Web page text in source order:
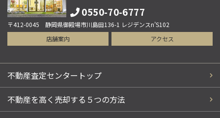
0550-70-6777
〒412-0045 静岡県御殿場市川島田136-1 レジデンスn’S102
店舗案内
アクセス
不動産査定センタートップ
不動産を高く売却する５つの方法